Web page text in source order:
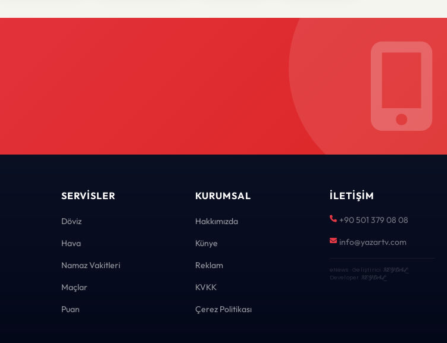
SERVISLER
Döviz
Hava
Namaz Vakitleri
Maçlar
Puan
KURUMSAL
Hakkımızda
Künye
Reklam
KVKK
Çerez Politikası
İLETIŞIM
+90 501 379 08 08
info@yazartv.com
eNews · Geliştirici KEYDAL·
Developer KEYDAL